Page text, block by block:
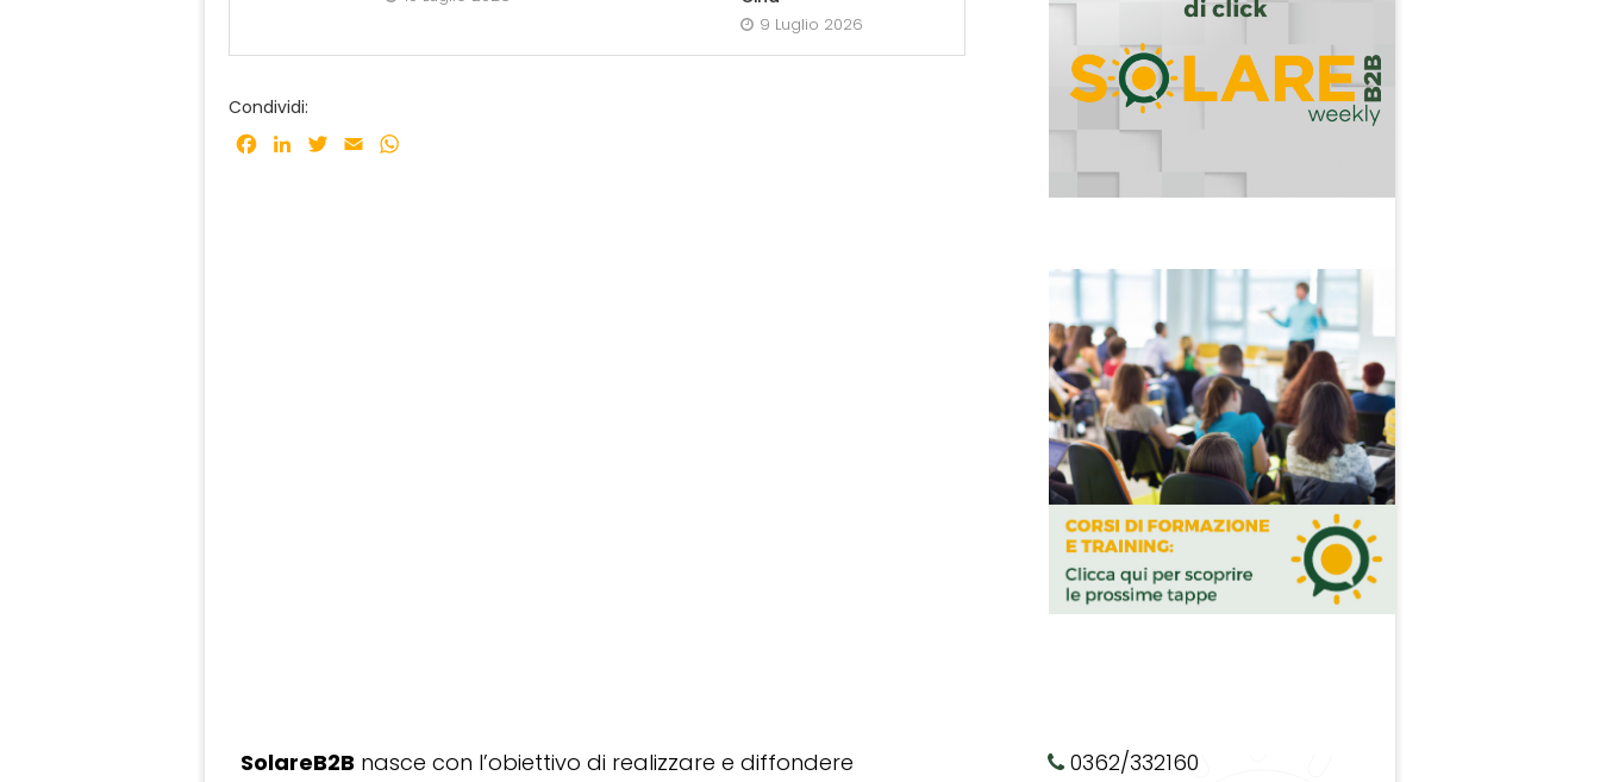
9 Luglio 2026
Condividi:
Facebook
LinkedInTwitter
Email
SolareB2B nasce con l’obiettivo di realizzare e diffondere
0362/332160